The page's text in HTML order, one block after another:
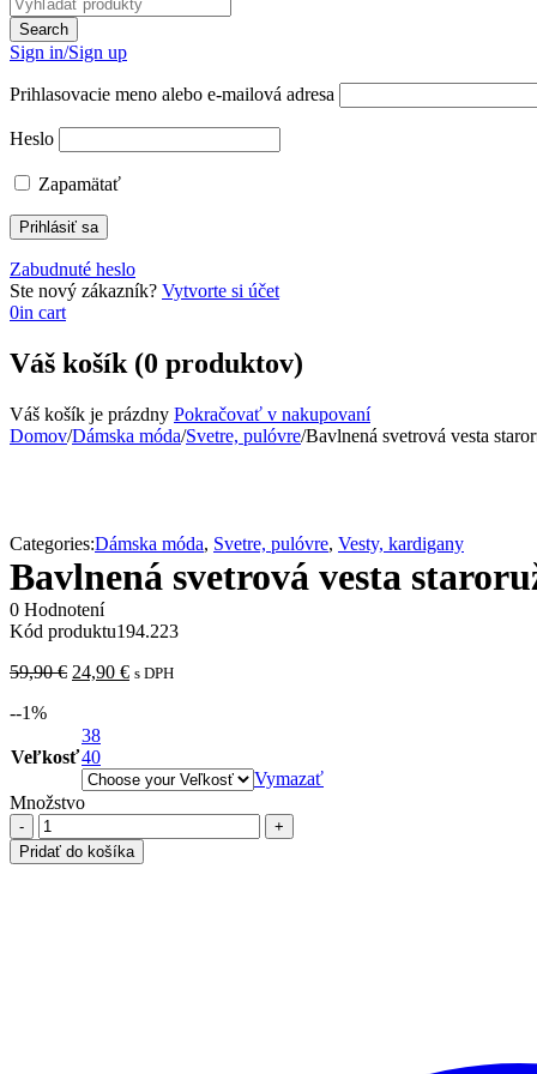
Sign in/Sign up
Prihlasovacie meno alebo e-mailová adresa
Heslo
Zapamätať
Zabudnuté heslo
Ste nový zákazník? Vytvorte si účet
0in cart
Váš košík (0 produktov)
Váš košík je prázdny Pokračovať v nakupovaní
Domov/Dámska móda/Svetre, pulóvre/Bavlnená svetrová vesta
Categories:Dámska móda, Svetre, pulóvre, Vesty, kardigany
Bavlnená svetrová vesta
0 Hodnotení
Kód produktu194.223
59,90€ Pôvodná
59,90 €.
24,90 €Aktuálna
s DPH
--1%
Veľkosť
38
40
Vymazať
Množstvo
množstvo
Bavlnená
svetrová
Pridať do košíka